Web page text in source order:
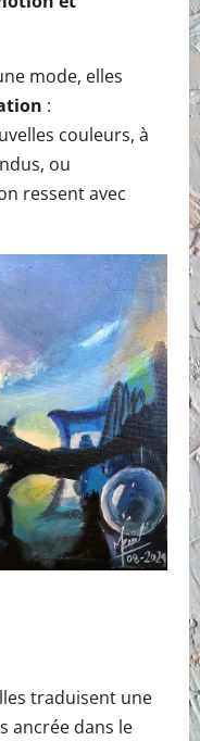
mode, elles
:
couleurs, à
ou
ressent avec
traduisent une
ancrée dans le